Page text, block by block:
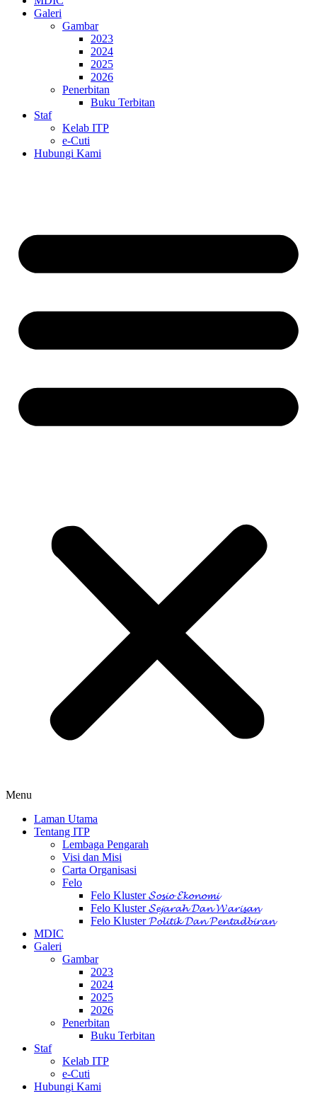
Galeri
Gambar
2023
2024
2025
2026
Penerbitan
Buku Terbitan
Staf
Kelab ITP
e-Cuti
Hubungi Kami
Menu
Laman Utama
Tentang ITP
Lembaga Pengarah
Visi dan Misi
Carta Organisasi
Felo
Felo Kluster 𝓢𝓸𝓼𝓲𝓸 𝓔𝓴𝓸𝓷𝓸𝓶𝓲
Felo Kluster 𝓢𝓮𝓳𝓪𝓻𝓪𝓱 𝓓𝓪𝓷 𝓦𝓪𝓻𝓲𝓼𝓪𝓷
Felo Kluster 𝓟𝓸𝓵𝓲𝓽𝓲𝓴 𝓓𝓪𝓷 𝓟𝓮𝓷𝓽𝓪𝓭𝓫𝓲𝓻𝓪𝓷
MDIC
Galeri
Gambar
2023
2024
2025
2026
Penerbitan
Buku Terbitan
Staf
Kelab ITP
e-Cuti
Hubungi Kami